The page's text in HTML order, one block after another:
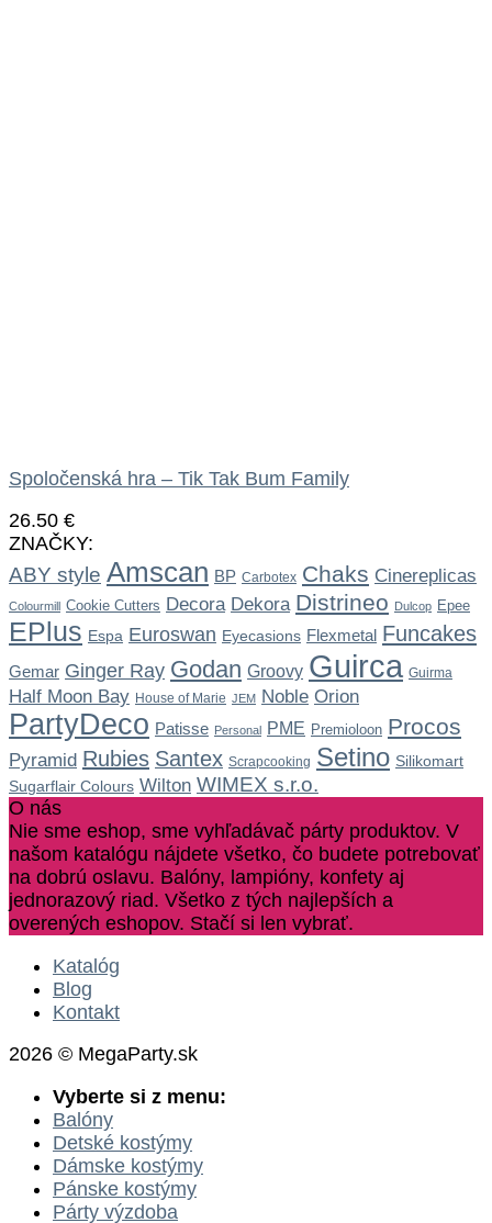
Spoločenská hra – Tik Tak Bum Family
26.50 €
ZNAČKY:
ABY style Amscan BP Carbotex Chaks Cinereplicas
Colourmill Cookie Cutters Decora Dekora Distrineo Dulcop Epee
EPlus Espa Euroswan Eyecasions Flexmetal Funcakes
Gemar Ginger Ray Godan Groovy Guirca Guirma
Half Moon Bay House of Marie JEM Noble Orion
PartyDeco Patisse Personal PME Premioloon Procos
Pyramid Rubies Santex Scrapcooking Setino Silikomart
Sugarflair Colours Wilton WIMEX s.r.o.
O nás
Nie sme eshop, sme vyhľadávač párty produktov. V
našom katalógu nájdete všetko, čo budete potrebovať
na dobrú oslavu. Balóny, lampióny, konfety aj
jednorazový riad. Všetko z tých najlepších a
overených eshopov. Stačí si len vybrať.
Katalóg
Blog
Kontakt
2026 © MegaParty.sk
Vyberte si z menu:
Balóny
Detské kostýmy
Dámske kostýmy
Pánske kostýmy
Párty výzdoba